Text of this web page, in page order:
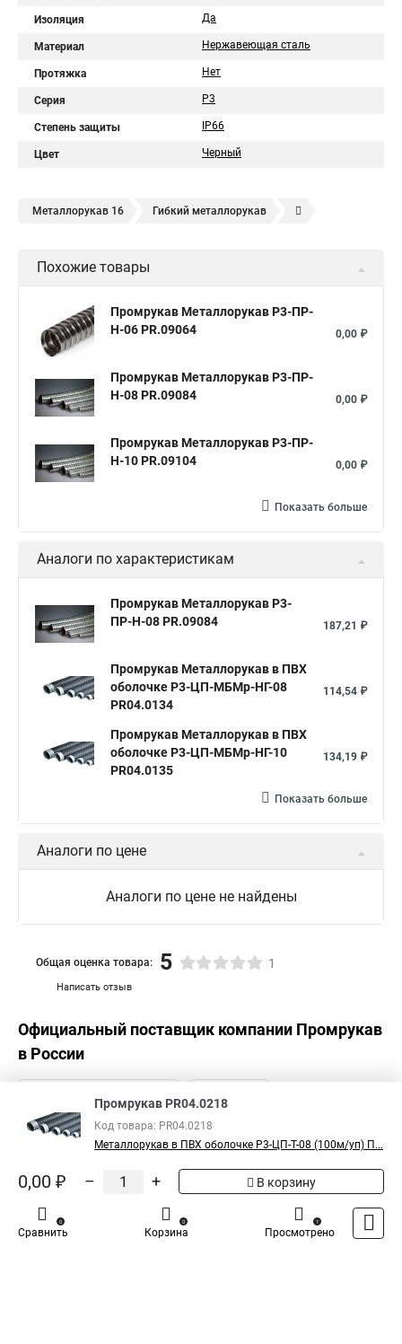
Изоляция Да
Материал Нержавеющая сталь
Протяжка Нет
Серия Р3
Степень защиты IP66
Цвет Черный
Металлорукав 16 Гибкий металлорукав
Металлорукав 12
Металлорукав 18 Металлорукав 20
Металлорукав 25
Металлорукав мрпи в пвх
Металлорукав высокого давления
Металлорукав 25 в пвх изоляции Металлорукав 25 мм
Металлорукав 32
Металлорукав в пвх 50 Металлорукав в изоляции 20
Металлорукав ду Металлорукав для кабеля
Металлорукав зэта Металлорукав мрпи
Металлорукав в пвх изоляции рз
Металлорукав выхлопной Металлорукав кабельный
Металлорукав нержавеющий
Соединитель металлорукава
Металлорукав рз цх 20 Металлорукав цпнг 20
Металлорукав рз цп
Похожие товары
Промрукав Металлорукав Р3-ПР-
Н-06 PR.09064
0,00 ₽
Промрукав Металлорукав Р3-ПР-
Н-08 PR.09084
0,00 ₽
Промрукав Металлорукав Р3-ПР-
Н-10 PR.09104
0,00 ₽
Показать больше
Аналоги по характеристикам
Промрукав Металлорукав Р3-
ПР-Н-08 PR.09084
187,21 ₽
Промрукав Металлорукав в ПВХ
оболочке Р3-ЦП-МБМр-НГ-08
PR04.0134
114,54 ₽
Промрукав Металлорукав в ПВХ
оболочке Р3-ЦП-МБМр-НГ-10
PR04.0135
134,19 ₽
Показать больше
Аналоги по цене
Аналоги по цене не найдены
Написать отзыв
Общая оценка товара: 5 1
Официальный поставщик компании Промрукав
в России
Промрукав PR04.0218
Код товара: PR04.0218
Металлорукав в ПВХ оболочке Р3-ЦП-Т-08 (100м/уп) П...
0,00 ₽ – + В корзину
Сравнить
0
Корзина
0
Просмотрено
1